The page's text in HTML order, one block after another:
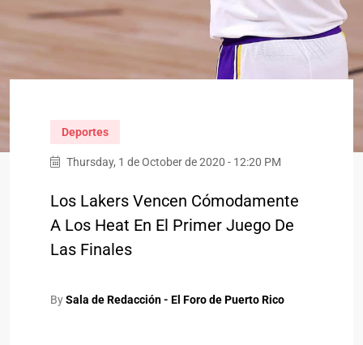
Deportes
Thursday, 1 de October de 2020 - 12:20 PM
Los Lakers Vencen Cómodamente
A Los Heat En El Primer Juego De
Las Finales
BySala de Redacción - El Foro de Puerto Rico